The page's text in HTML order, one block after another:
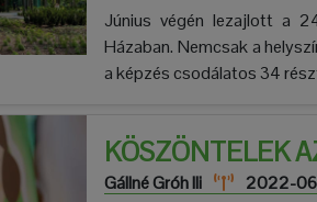
Június végén lezajlott a
Házaban. Nemcsak a
a képzés csodálatos 34
KÖSZÖNTELEK
Gállné Gróh Ili
2022-